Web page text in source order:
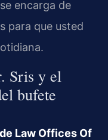
encarga de
para que usted
Sris y el
bufete
Law Offices Of